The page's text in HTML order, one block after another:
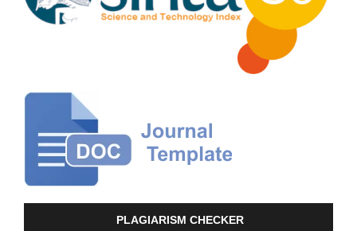
PLAGIARISM CHECKER